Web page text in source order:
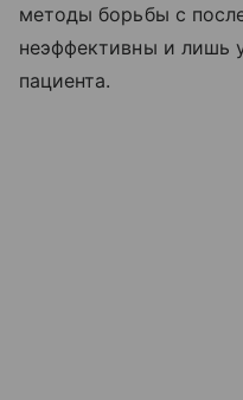
методы борьбы с
неэффективны и лишь
пациента.